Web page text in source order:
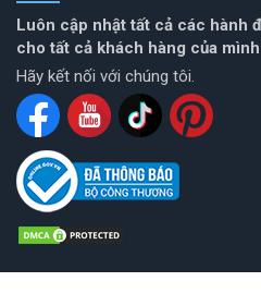
Luôn cập nhật tất cả các hành
cho tất cả khách hàng của mình
Hãy kết nối với chúng tôi.